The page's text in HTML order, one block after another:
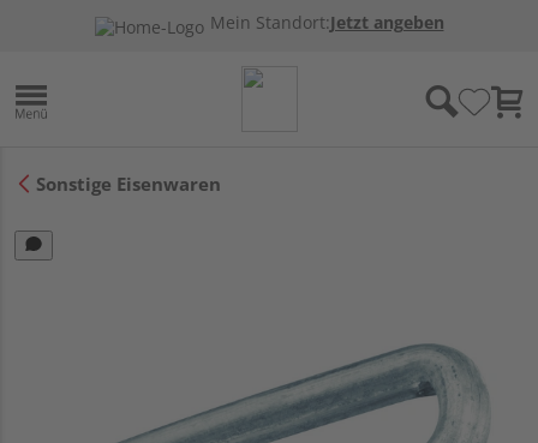
Mein Standort:Jetzt angeben
Sonstige Eisenwaren